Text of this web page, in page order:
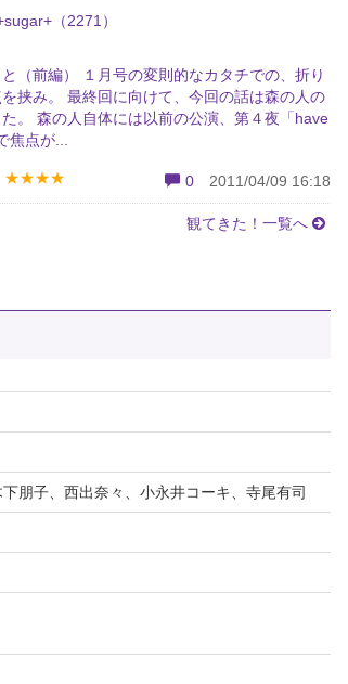
（2271）
（前編） １月号の変則的なカタチでの、折り
挟み。 最終回に向けて、今回の話は森の人の
。 森の人自体には以前の公演、第４夜「have
焦点が...
★★★★ 0 2011/04/09 16:18
観てきた！一覧へ
朋子、西出奈々、小永井コーキ、寺尾有司